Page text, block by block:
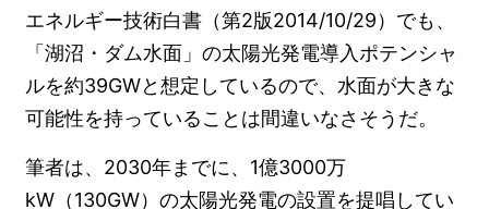
エネルギー技術白書（第2版2014/10/29）でも、
「湖沼・ダム水面」の太陽光発電導入ポテンシャ
ルを約39GWと想定しているので、水面が大きな
可能性を持っていることは間違いなさそうだ。
筆者は、2030年までに、1億3000万
kW（130GW）の太陽光発電の設置を提唱してい